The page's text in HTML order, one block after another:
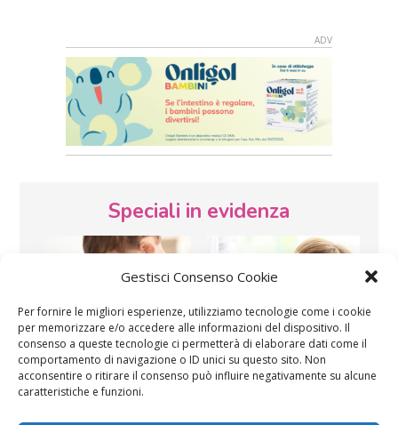
Gestisci Consenso Cookie
Per fornire le migliori esperienze, utilizziamo tecnologie come i cookie
per memorizzare e/o accedere alle informazioni del dispositivo. Il
consenso a queste tecnologie ci permetterà di elaborare dati come il
comportamento di navigazione o ID unici su questo sito. Non
acconsentire o ritirare il consenso può influire negativamente su alcune
caratteristiche e funzioni.
Speciali in evidenza
Vaccini SOS Pediatra